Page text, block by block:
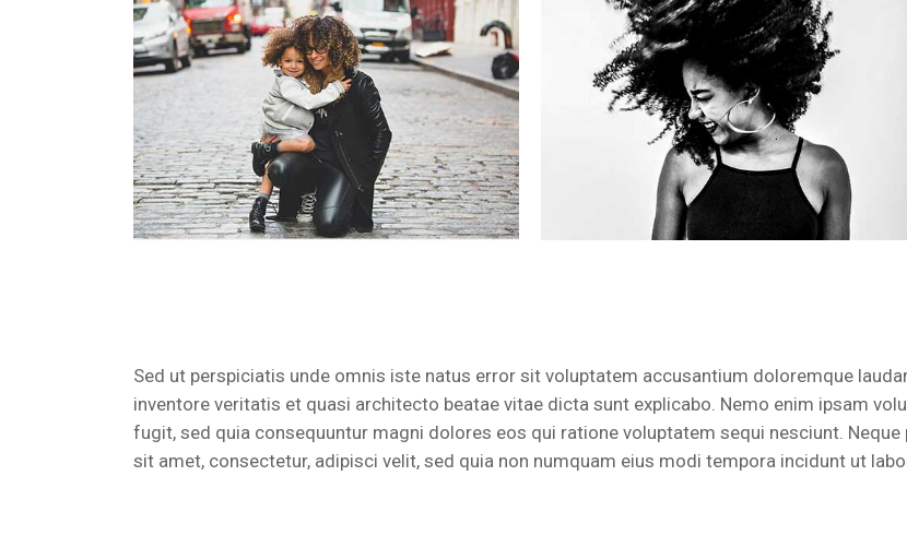
Sed ut perspiciatis unde omnis iste natus error sit voluptatem accusantium doloremque
inventore veritatis et quasi architecto beatae vitae dicta sunt explicabo. Nemo enim ipsam
fugit, sed quia consequuntur magni dolores eos qui ratione voluptatem sequi nesciunt.
sit amet, consectetur, adipisci velit, sed quia non numquam eius modi tempora incidunt ut